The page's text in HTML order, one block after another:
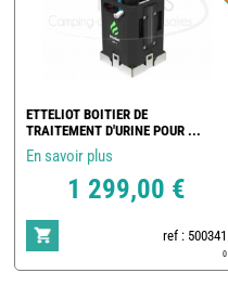
ETTELIOT BOITIER DE
TRAITEMENT D'URINE POUR ...
En savoir plus
1 299,00 €
ref : 500341
0